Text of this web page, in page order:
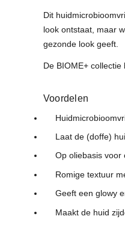
Dit
look ontstaat, maar
gezonde look geeft.
De BIOME+
Voordelen
Laat de (doffe)
Op oliebasis voor
Romige textuur
Geeft een glowy
Maakt de huid